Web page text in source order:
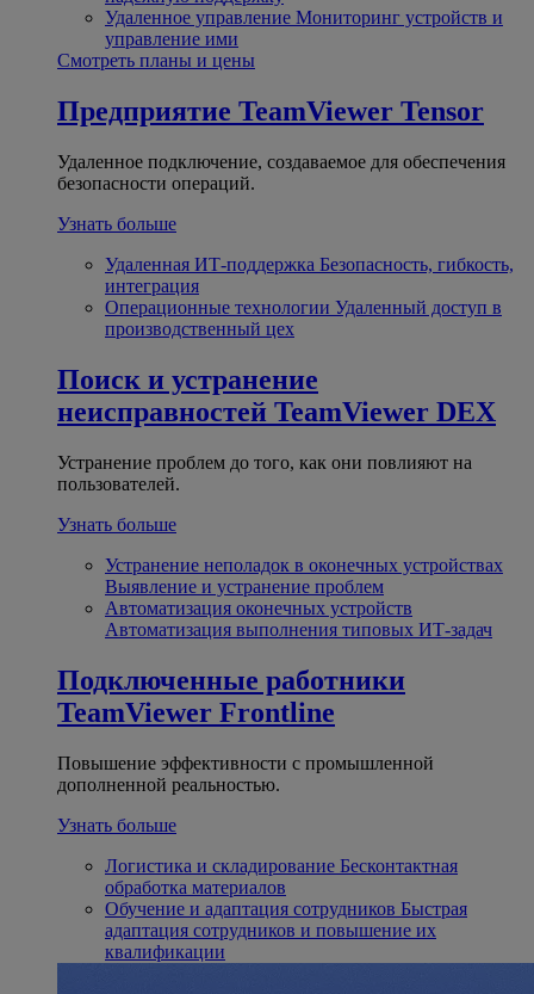
Удаленное управление Мониторинг устройств и
управление ими
Смотреть планы и цены
Предприятие TeamViewer Tensor
Удаленное подключение, создаваемое для обеспечения
безопасности операций.
Узнать больше
Удаленная ИТ-поддержка Безопасность, гибкость,
интеграция
Операционные технологии Удаленный доступ в
производственный цех
Поиск и устранение
неисправностей TeamViewer DEX
Устранение проблем до того, как они повлияют на
пользователей.
Узнать больше
Устранение неполадок в оконечных устройствах
Выявление и устранение проблем
Автоматизация оконечных устройств
Автоматизация выполнения типовых ИТ-задач
Подключенные работники
TeamViewer Frontline
Повышение эффективности с промышленной
дополненной реальностью.
Узнать больше
Логистика и складирование Бесконтактная
обработка материалов
Обучение и адаптация сотрудников Быстрая
адаптация сотрудников и повышение их
квалификации